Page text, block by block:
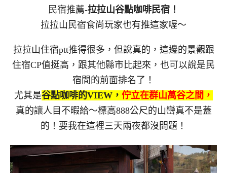
民宿推薦-拉拉山谷點咖啡民宿！
拉拉山民宿食尚玩家也有推這家喔～
拉拉山住宿ptt推得很多，但說真的，這邊的景觀跟
住宿CP值挺高，跟其他縣市比起來，也可以說是民
宿間的前面排名了！
尤其是谷點咖啡的VIEW， 佇立在群山萬谷之間，
真的讓人目不暇給～標高888公尺的山巒真不是蓋
的！要我在這裡三天兩夜都沒問題！